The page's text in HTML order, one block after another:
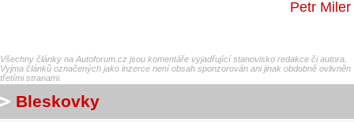
Petr Miler
Všechny články na Autoforum.cz jsou komentáře vyjadřující stanovisko redakce či autora.
Vyjma článků označených jako inzerce není obsah sponzorován ani jinak obdobně ovlivněn
třetími stranami.
Bleskovky